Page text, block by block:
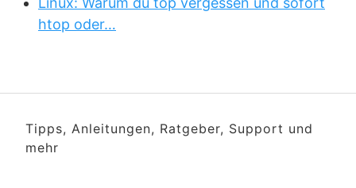
htop oder…
Tipps, Anleitungen, Ratgeber, Support und
mehr